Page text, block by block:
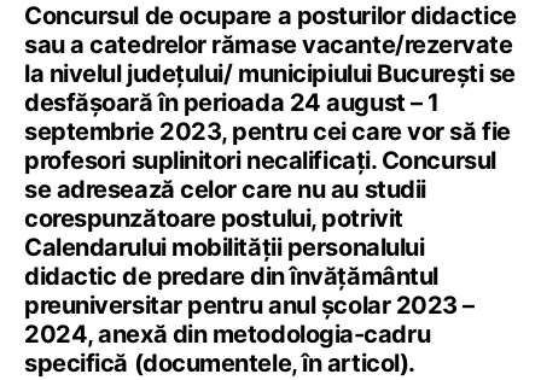
Concursul de ocupare a posturilor didactice
sau a catedrelor rămase vacante/rezervate
la nivelul județului/ municipiului București se
desfășoară în perioada 24 august – 1
septembrie 2023, pentru cei care vor să fie
profesori suplinitori necalificați. Concursul
se adresează celor care nu au studii
corespunzătoare postului, potrivit
Calendarului mobilității personalului
didactic de predare din învățământul
preuniversitar pentru anul școlar 2023 –
2024, anexă din metodologia-cadru
specifică (documentele, în articol).